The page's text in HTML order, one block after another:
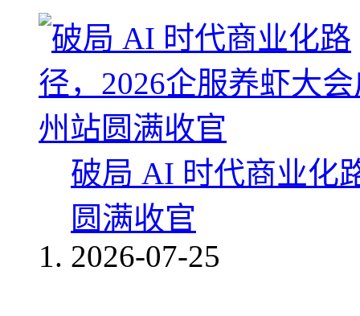
破局 AI 时代商业化
圆满收官
2026-07-25